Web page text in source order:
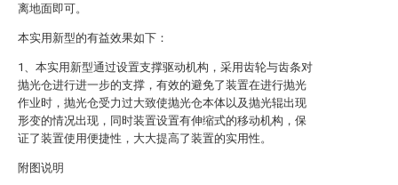
离地面即可。
本实用新型的有益效果如下：
1、本实用新型通过设置支撑驱动机构，采用齿轮与齿条对
抛光仓进行进一步的支撑，有效的避免了装置在进行抛光
作业时，抛光仓受力过大致使抛光仓本体以及抛光辊出现
形变的情况出现，同时装置设置有伸缩式的移动机构，保
证了装置使用便捷性，大大提高了装置的实用性。
附图说明